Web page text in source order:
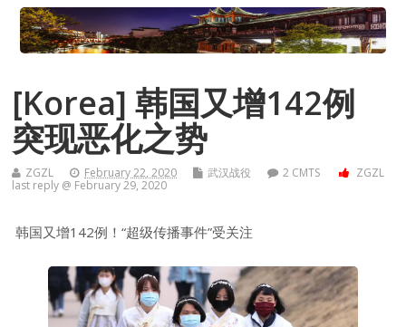
[Korea] 韩国又增142例
突现恶化之势
ZGZL February 22, 2020 武汉战役 2 CMTS
ZGZL
last reply @ February 29, 2020
韩国又增142例！“超级传播事件”受关注